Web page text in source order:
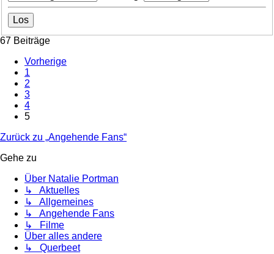
67 Beiträge
Vorherige
1
2
3
4
5
Zurück zu „Angehende Fans“
Gehe zu
Über Natalie Portman
↳ Aktuelles
↳ Allgemeines
↳ Angehende Fans
↳ Filme
Über alles andere
↳ Querbeet